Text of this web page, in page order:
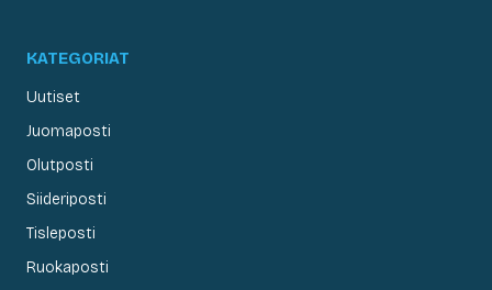
KATEGORIAT
Uutiset
Juomaposti
Olutposti
Siideriposti
Tisleposti
Ruokaposti